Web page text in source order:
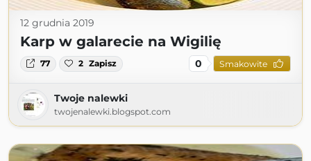
12 grudnia 2019
Karp w galarecie na Wigilię
77 2 Zapisz 0 Smakowite
Twoje nalewki
twojenalewki.blogspot.com